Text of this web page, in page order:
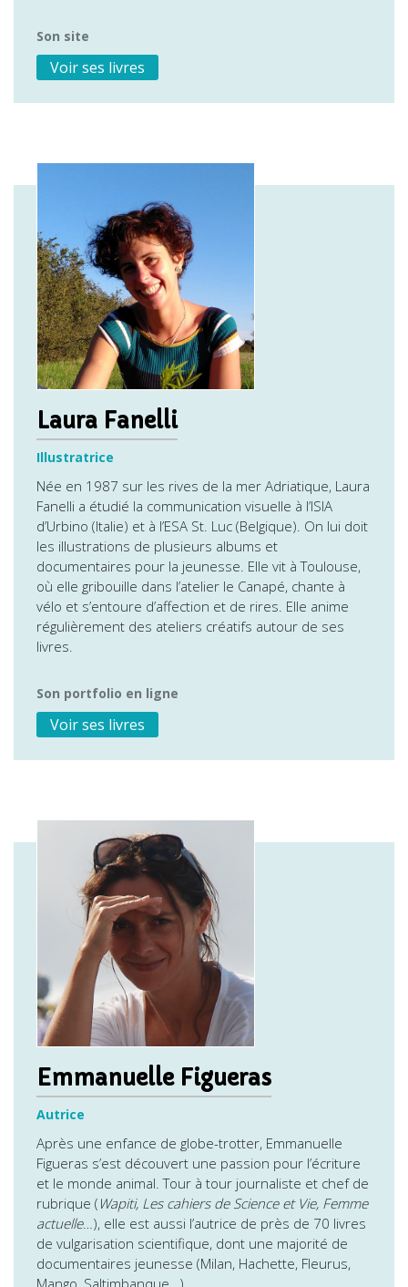
Son site
Voir ses livres
Laura Fanelli
Illustratrice
Née en 1987 sur les rives de la mer Adriatique, Laura
Fanelli a étudié la communication visuelle à l’ISIA
d’Urbino (Italie) et à l’ESA St. Luc (Belgique). On lui doit
les illustrations de plusieurs albums et
documentaires pour la jeunesse. Elle vit à Toulouse,
où elle gribouille dans l’atelier le Canapé, chante à
vélo et s’entoure d’affection et de rires. Elle anime
régulièrement des ateliers créatifs autour de ses
livres.
Son portfolio en ligne
Voir ses livres
Emmanuelle Figueras
Autrice
Après une enfance de globe-trotter, Emmanuelle
Figueras s’est découvert une passion pour l’écriture
et le monde animal. Tour à tour journaliste et chef de
rubrique ( Wapiti, Les cahiers de Science et Vie, Femme
actuelle…), elle est aussi l’autrice de près de 70 livres
de vulgarisation scientifique, dont une majorité de
documentaires jeunesse (Milan, Hachette, Fleurus,